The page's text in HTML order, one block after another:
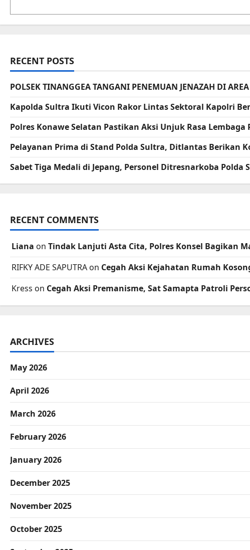
RECENT POSTS
POLSEK TINANGGEA TANGANI PENEMUAN JENAZAH DI
Kapolda Sultra Ikuti Vicon Rakor Lintas Sektoral Kapolri
Polres Konawe Selatan Pastikan Aksi Unjuk Rasa
Pelayanan Prima di Stand Polda Sultra, Ditlantas Berikan
Sabet Tiga Medali di Jepang, Personel Ditresnarkoba
RECENT COMMENTS
Liana on Tindak Lanjuti Asta Cita, Polres Konsel Bagikan
RIFKY ADE SAPUTRA on Cegah Aksi Kejahatan Rumah
Kress on Cegah Aksi Premanisme, Sat Samapta Patroli
ARCHIVES
May 2026
April 2026
March 2026
February 2026
January 2026
December 2025
November 2025
October 2025